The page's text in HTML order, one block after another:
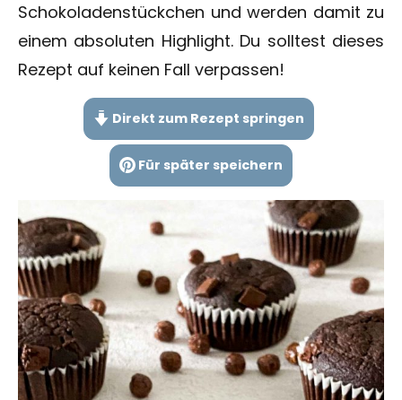
Schokoladenstückchen und werden damit zu
einem absoluten Highlight. Du solltest dieses
Rezept auf keinen Fall verpassen!
Direkt zum Rezept springen
Für später speichern